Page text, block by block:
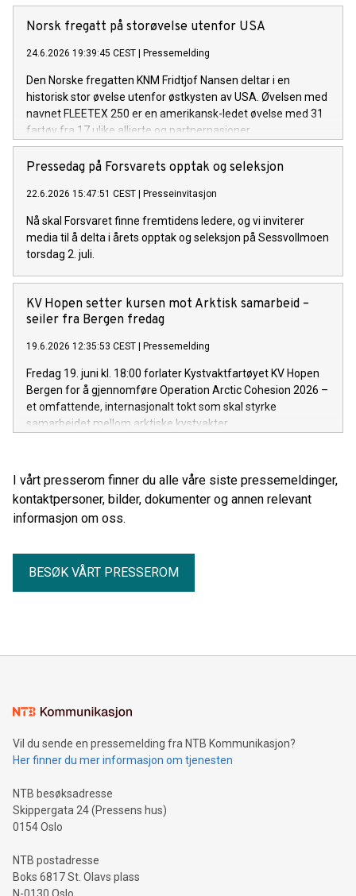
Norsk fregatt på storøvelse utenfor USA
24.6.2026 19:39:45 CEST Pressemelding
Den Norske fregatten KNM Fridtjof Nansen deltar i en
historisk stor øvelse utenfor østkysten av USA. Øvelsen med
navnet FLEETEX 250 er en amerikansk-ledet øvelse med 31
fartøy fra 17 ulike allierte og partnernasjoner.
Pressedag på Forsvarets opptak og seleksjon
22.6.2026 15:47:51 CEST Presseinvitasjon
Nå skal Forsvaret finne fremtidens ledere, og vi inviterer
media til å delta i årets opptak og seleksjon på Sessvollmoen
torsdag 2. juli.
KV Hopen setter kursen mot Arktisk samarbeid –
seiler fra Bergen fredag
19.6.2026 12:35:53 CEST Pressemelding
Fredag 19. juni kl. 18:00 forlater Kystvaktfartøyet KV Hopen
Bergen for å gjennomføre Operation Arctic Cohesion 2026 –
et omfattende, internasjonalt tokt som skal styrke
samarbeidet mellom arktiske kystvakter.
I vårt presserom finner du alle våre siste pressemeldinger,
kontaktpersoner, bilder, dokumenter og annen relevant
informasjon om oss.
BESØK VÅRT PRESSEROM
Vil du sende en pressemelding fra NTB Kommunikasjon?
Her finner du mer informasjon om tjenesten
NTB besøksadresse
Skippergata 24 (Pressens hus)
0154 Oslo
NTB postadresse
Boks 6817 St. Olavs plass